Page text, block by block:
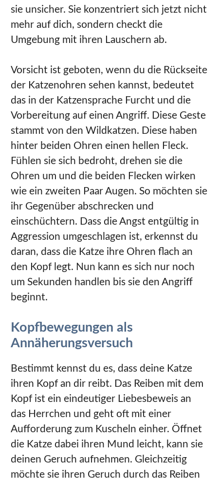
sie unsicher. Sie konzentriert sich jetzt nicht
mehr auf dich, sondern checkt die
Umgebung mit ihren Lauschern ab.
Vorsicht ist geboten, wenn du die Rückseite
der Katzenohren sehen kannst, bedeutet
das in der Katzensprache Furcht und die
Vorbereitung auf einen Angriff. Diese Geste
stammt von den Wildkatzen. Diese haben
hinter beiden Ohren einen hellen Fleck.
Fühlen sie sich bedroht, drehen sie die
Ohren um und die beiden Flecken wirken
wie ein zweiten Paar Augen. So möchten sie
ihr Gegenüber abschrecken und
einschüchtern. Dass die Angst entgültig in
Aggression umgeschlagen ist, erkennst du
daran, dass die Katze ihre Ohren flach an
den Kopf legt. Nun kann es sich nur noch
um Sekunden handlen bis sie den Angriff
beginnt.
Kopfbewegungen als
Annäherungsversuch
Bestimmt kennst du es, dass deine Katze
ihren Kopf an dir reibt. Das Reiben mit dem
Kopf ist ein eindeutiger Liebesbeweis an
das Herrchen und geht oft mit einer
Aufforderung zum Kuscheln einher. Öffnet
die Katze dabei ihren Mund leicht, kann sie
deinen Geruch aufnehmen. Gleichzeitig
möchte sie ihren Geruch durch das Reiben